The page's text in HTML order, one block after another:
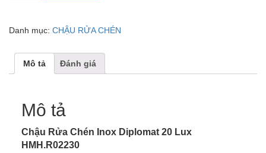
DIPLOMMAT
LUX
HMH.R02230
Danh mục: CHẬU RỬA CHÉN
Mô tả Đánh giá
Mô tả
Chậu Rửa Chén Inox Diplomat 20 Lux
HMH.R02230